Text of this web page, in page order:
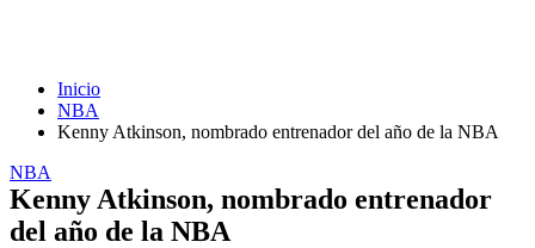
Inicio
NBA
Kenny Atkinson, nombrado entrenador del año de la NBA
NBA
Kenny Atkinson, nombrado entrenador
del año de la NBA